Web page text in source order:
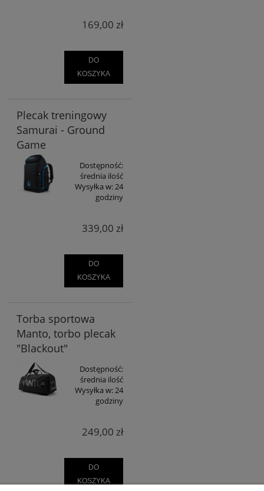
169,00 zł
DO
KOSZYKA
Plecak treningowy
Samurai - Ground
Game
Dostępność:
średnia ilość
Wysyłka w:24
godziny
339,00 zł
DO
KOSZYKA
Torba sportowa
Manto, torbo plecak
"Blackout"
Dostępność:
średnia ilość
Wysyłka w:24
godziny
249,00 zł
DO
KOSZYKA